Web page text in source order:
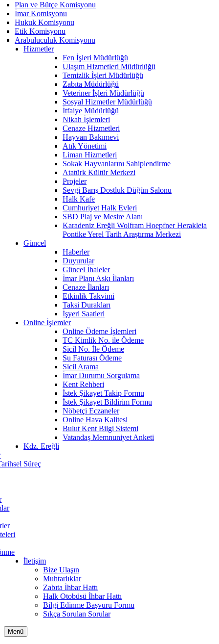
Plan ve Bütçe Komisyonu
İmar Komisyonu
Hukuk Komisyonu
Etik Komisyonu
Arabuluculuk Komisyonu
Hizmetler
Fen İşleri Müdürlüğü
Ulaşım Hizmetleri Müdürlüğü
Temizlik İşleri Müdürlüğü
Zabıta Müdürlüğü
Veteriner İşleri Müdürlüğü
Sosyal Hizmetler Müdürlüğü
İtfaiye Müdürlüğü
Nikah İşlemleri
Cenaze Hizmetleri
Hayvan Bakımevi
Atık Yönetimi
Liman Hizmetleri
Sokak Hayvanlarını Sahiplendirme
Atatürk Kültür Merkezi
Projeler
Sevgi Barış Dostluk Düğün Salonu
Halk Kafe
Cumhuriyet Halk Evleri
SBD Plaj ve Mesire Alanı
Karadeniz Ereğli Wolfram Hoepfner Herakleia
Pontike Yerel Tarih Araştırma Merkezi
Güncel
Haberler
Duyurular
Güncel İhaleler
İmar Planı Askı İlanları
Cenaze İlanları
Etkinlik Takvimi
Taksi Durakları
İşyeri Saatleri
Online İşlemler
Online Ödeme İşlemleri
TC Kimlik No. ile Ödeme
Sicil No. İle Ödeme
Su Faturası Ödeme
Sicil Arama
İmar Durumu Sorgulama
Kent Rehberi
İstek Şikayet Takip Formu
İstek Şikayet Bildirim Formu
Nöbetçi Eczaneler
Online Hava Kalitesi
Bulut Kent Bilgi Sistemi
Vatandaş Memnuniyet Anketi
Kdz. Ereğli
Süreç
İletişim
Bize Ulaşın
Muhtarlıklar
Zabıta İhbar Hattı
Halk Otobüsü İhbar Hattı
Bilgi Edinme Başvuru Formu
Sıkça Sorulan Sorular
Menü